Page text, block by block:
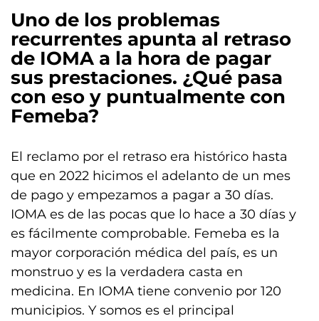
Uno de los problemas
recurrentes apunta al retraso
de IOMA a la hora de pagar
sus prestaciones. ¿Qué pasa
con eso y puntualmente con
Femeba?
El reclamo por el retraso era histórico hasta
que en 2022 hicimos el adelanto de un mes
de pago y empezamos a pagar a 30 días.
IOMA es de las pocas que lo hace a 30 días y
es fácilmente comprobable. Femeba es la
mayor corporación médica del país, es un
monstruo y es la verdadera casta en
medicina. En IOMA tiene convenio por 120
municipios. Y somos es el principal